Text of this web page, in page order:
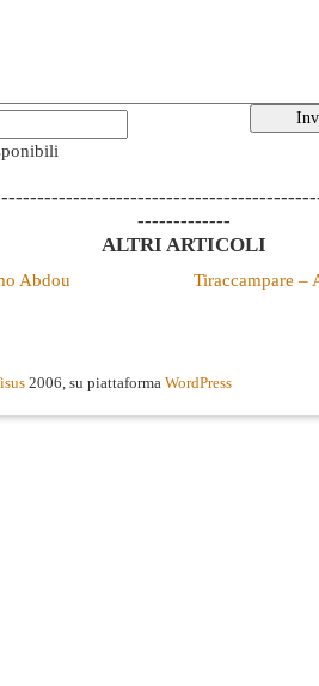
-------------
ALTRI ARTICOLI
Abdou Tiraccampare –
2006, su piattaforma WordPress